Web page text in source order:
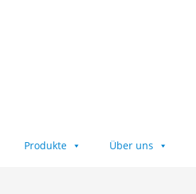
Produkte Über uns